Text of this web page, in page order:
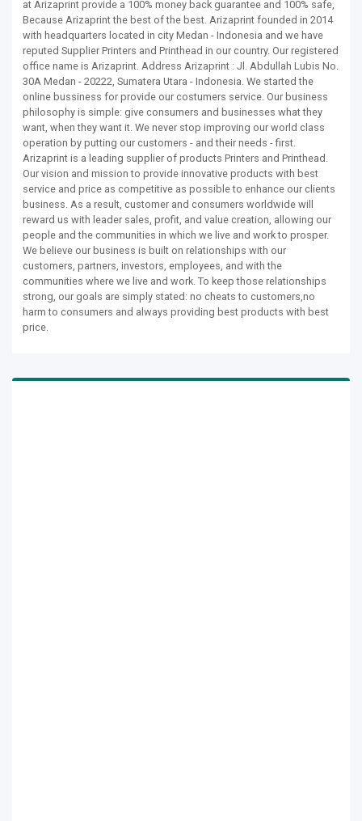
at Arizaprint provide a 100% money back guarantee and 100% safe,
Because Arizaprint the best of the best. Arizaprint founded in 2014
with headquarters located in city Medan - Indonesia and we have
reputed Supplier Printers and Printhead in our country. Our registered
office name is Arizaprint. Address Arizaprint : Jl. Abdullah Lubis No.
30A Medan - 20222, Sumatera Utara - Indonesia. We started the
online bussiness for provide our costumers service. Our business
philosophy is simple: give consumers and businesses what they
want, when they want it. We never stop improving our world class
operation by putting our customers - and their needs - first.
Arizaprint is a leading supplier of products Printers and Printhead.
Our vision and mission to provide innovative products with best
service and price as competitive as possible to enhance our clients
business. As a result, customer and consumers worldwide will
reward us with leader sales, profit, and value creation, allowing our
people and the communities in which we live and work to prosper.
We believe our business is built on relationships with our
customers, partners, investors, employees, and with the
communities where we live and work. To keep those relationships
strong, our goals are simply stated: no cheats to customers,no
harm to consumers and always providing best products with best
price.